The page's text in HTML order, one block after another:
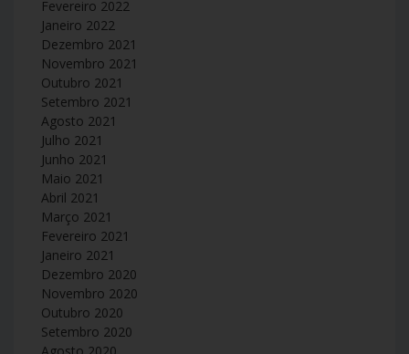
Fevereiro 2022
Janeiro 2022
Dezembro 2021
Novembro 2021
Outubro 2021
Setembro 2021
Agosto 2021
Julho 2021
Junho 2021
Maio 2021
Abril 2021
Março 2021
Fevereiro 2021
Janeiro 2021
Dezembro 2020
Novembro 2020
Outubro 2020
Setembro 2020
Agosto 2020